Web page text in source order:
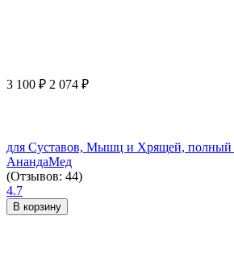
3 100 ₽ 2 074 ₽
для Суставов, Мышц и Хрящей, полный
АнандаМед
(Отзывов: 44)
4.7
В корзину